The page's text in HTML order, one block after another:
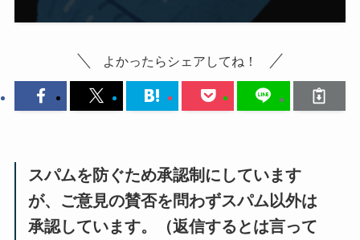
よかったらシェアしてね！
スパムを防ぐため承認制にしています
が、ご意見の賛否を問わずスパム以外は
承認しています。（返信するとは言って